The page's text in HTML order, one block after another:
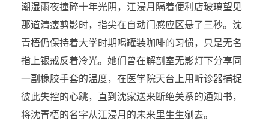
潮湿雨夜撞碎十年光阴，江浸月隔着便利店玻璃望见
那道清瘦剪影时，指尖在自动门感应区悬了三秒。沈
青梧仍保持着大学时期喝罐装咖啡的习惯，只是无名
指上银戒反着冷光。她们曾在解剖室无影灯下分享同
一副橡胶手套的温度，在医学院天台上用听诊器捕捉
彼此失控的心跳，直到沈家送来断绝关系的通知书，
将沈青梧的名字从江浸月的未来里生生剜去。